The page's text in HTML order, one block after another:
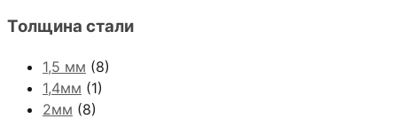
Толщина стали
1,5 мм (8)
1,4мм (1)
2мм (8)